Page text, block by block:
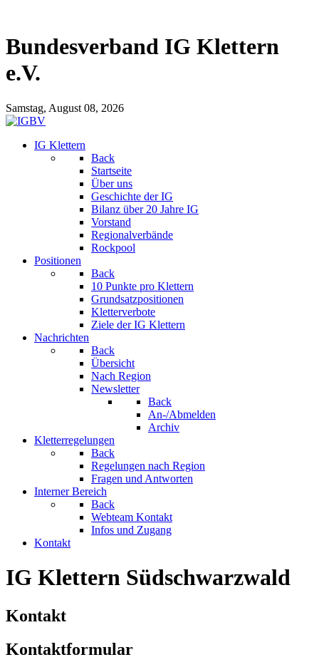
Bundesverband IG Klettern
e.V.
Samstag, August 08, 2026
IG Klettern
Back
Startseite
Über uns
Geschichte der IG
Bilanz über 20 Jahre IG
Vorstand
Regionalverbände
Rockpool
Positionen
Back
10 Punkte pro Klettern
Grundsatzpositionen
Kletterverbote
Ziele der IG Klettern
Nachrichten
Back
Übersicht
Nach Region
Newsletter
Back
An-/Abmelden
Archiv
Kletterregelungen
Back
Regelungen nach Region
Fragen und Antworten
Interner Bereich
Back
Webteam Kontakt
Infos und Zugang
Kontakt
IG Klettern Südschwarzwald
Kontakt
Kontaktformular